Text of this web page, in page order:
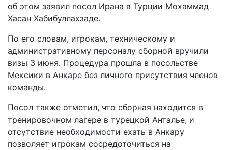
об этом заявил посол Ирана в Турции Мохаммад
Хасан Хабибуллахзаде.
По его словам, игрокам, техническому и
административному персоналу сборной вручили
визы 3 июня. Процедура прошла в посольстве
Мексики в Анкаре без личного присутствия членов
команды.
Посол также отметил, что сборная находится в
тренировочном лагере в турецкой Анталье, и
отсутствие необходимости ехать в Анкару
позволяет игрокам сосредоточиться на